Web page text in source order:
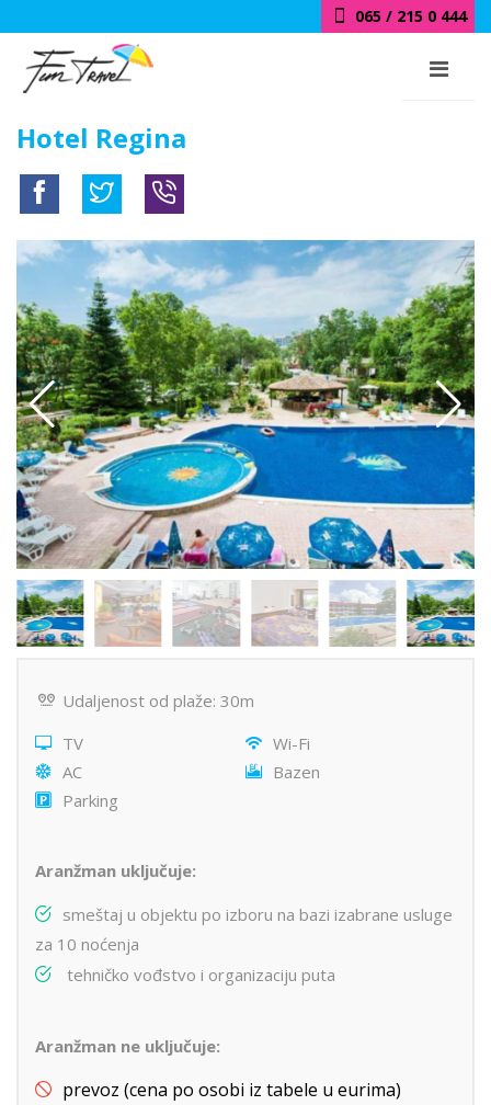
065 / 215 0 444
Hotel Regina
Udaljenost od plaže: 30m
TV
Wi-Fi
AC
Bazen
Parking
Aranžman uključuje:
smeštaj u objektu po izboru na bazi izabrane usluge
za 10 noćenja
tehničko vođstvo i organizaciju puta
Aranžman ne uključuje:
prevoz (cena po osobi iz tabele u eurima)